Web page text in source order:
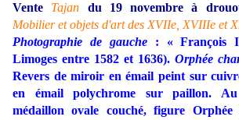
Vente
Tajan
du 19 novembre à
Mobilier et objets d'art des XVIIe, XVIIIe et
Photographie de gauche: « François I
Limoges entre 1582 et 1636). Orphée
Revers de miroir en émail peint sur
en émail polychrome sur paillon.
médaillon ovale couché, figure